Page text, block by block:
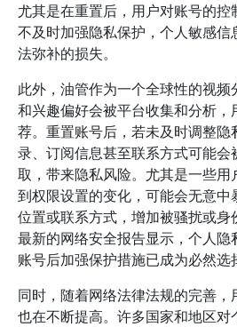
尤其是在重置后，用户对账号的
不及时加强隐私保护，个人敏感
法弥补的损失。
此外，油管作为一个全球性的视
和兴趣偏好会被平台收集和分析，
荐。重置账号后，若未及时调整隐
录、订阅信息甚至联系方式可能会
取，带来隐私风险。尤其是一些
到权限设置的变化，可能会无意中
位置或联系方式，增加被骚扰或
最新的网络安全报告显示，个人隐
账号后加强保护措施已成为必然选
同时，随着网络法律法规的完善
也在不断提高。许多国家和地区